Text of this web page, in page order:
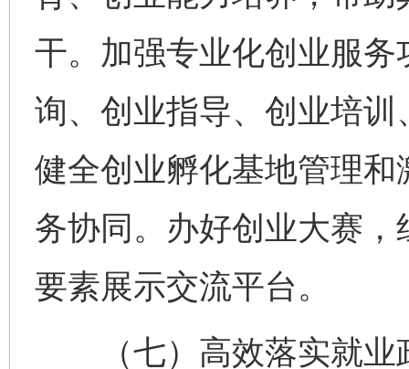
干。加强专业化创业服
询、创业指导、创业培
健全创业孵化基地管理
务协同。办好创业大赛
要素展示交流平台。
（七）高效落实就业